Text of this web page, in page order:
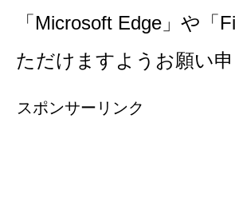
「Microsoft Edge」や
ただけますようお願い申
スポンサーリンク